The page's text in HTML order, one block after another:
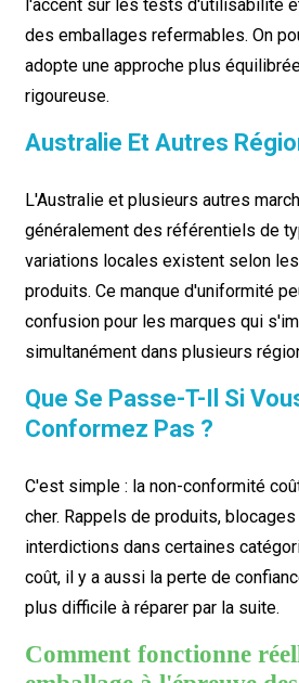
l'accent sur les tests d'utilisabilité
des emballages refermables. On
adopte une approche plus
rigoureuse.
Australie Et Autres
L'Australie et plusieurs autres
généralement des référentiels de
variations locales existent selon
produits. Ce manque d'uniformité
confusion pour les marques qui
simultanément dans plusieurs
Que Se Passe-T-Il Si
Conformez Pas ?
C'est simple : la non-conformité
cher. Rappels de produits,
interdictions dans certaines
coût, il y a aussi la perte de
plus difficile à réparer par la suite.
Comment fonctionne